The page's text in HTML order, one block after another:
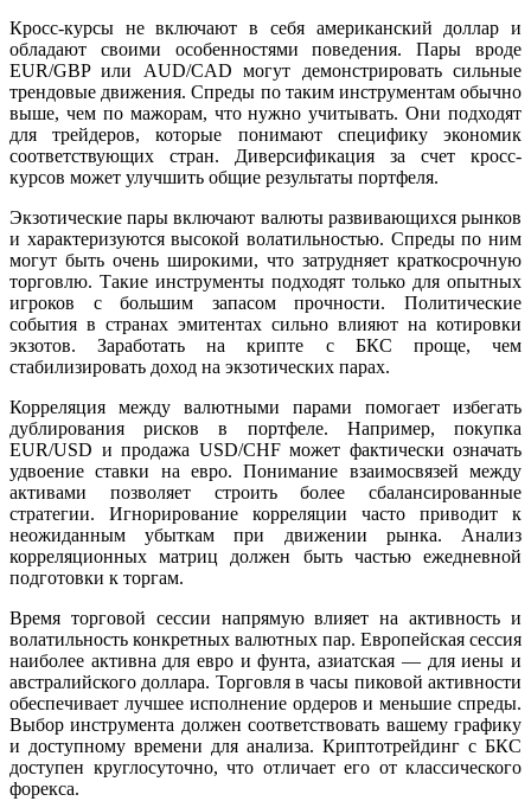
Кросс-курсы не включают в себя американский доллар и
обладают своими особенностями поведения. Пары вроде
EUR/GBP или AUD/CAD могут демонстрировать сильные
трендовые движения. Спреды по таким инструментам обычно
выше, чем по мажорам, что нужно учитывать. Они подходят
для трейдеров, которые понимают специфику экономик
соответствующих стран. Диверсификация за счет кросс-
курсов может улучшить общие результаты портфеля.
Экзотические пары включают валюты развивающихся рынков
и характеризуются высокой волатильностью. Спреды по ним
могут быть очень широкими, что затрудняет краткосрочную
торговлю. Такие инструменты подходят только для опытных
игроков с большим запасом прочности. Политические
события в странах эмитентах сильно влияют на котировки
экзотов. Заработать на крипте с БКС проще, чем
стабилизировать доход на экзотических парах.
Корреляция между валютными парами помогает избегать
дублирования рисков в портфеле. Например, покупка
EUR/USD и продажа USD/CHF может фактически означать
удвоение ставки на евро. Понимание взаимосвязей между
активами позволяет строить более сбалансированные
стратегии. Игнорирование корреляции часто приводит к
неожиданным убыткам при движении рынка. Анализ
корреляционных матриц должен быть частью ежедневной
подготовки к торгам.
Время торговой сессии напрямую влияет на активность и
волатильность конкретных валютных пар. Европейская сессия
наиболее активна для евро и фунта, азиатская — для иены и
австралийского доллара. Торговля в часы пиковой активности
обеспечивает лучшее исполнение ордеров и меньшие спреды.
Выбор инструмента должен соответствовать вашему графику
и доступному времени для анализа. Криптотрейдинг с БКС
доступен круглосуточно, что отличает его от классического
форекса.